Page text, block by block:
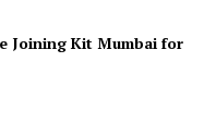
Joining Kit Mumbai for